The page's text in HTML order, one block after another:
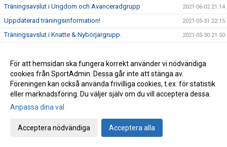
Träningsavslut i Ungdom och Avanceradgrupp 2021-06-02 21:14
Uppdaterad träningsinformation! 2021-05-31 22:15
Träningsavslut i Knatte & Nybörjargrupp. 2021-05-30 21:50
Träningsuppdatering - April, VT-2021 2021-04-12 16:35
Träningsuppehåll i påsk! 2021-03-29 20:52
Alla måste hjälpa till ..... 2021-03-03 12:52
Träning på Sportlovet?
Lättade restriktioner för ungdomar i gymnasieåldern, födda
-02 och senare.
För att hemsidan ska fungera korrekt använder vi nödvändiga
cookies från SportAdmin. Dessa går inte att stänga av.
Föreningen kan också använda frivilliga cookies, t.ex. för statistik
eller marknadsföring. Du väljer själv om du vill acceptera dessa.
Anpassa dina val
Acceptera nödvändiga Acceptera alla